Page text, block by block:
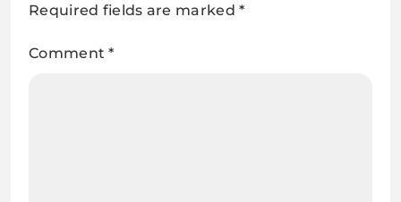
Required fields are marked*
Comment*